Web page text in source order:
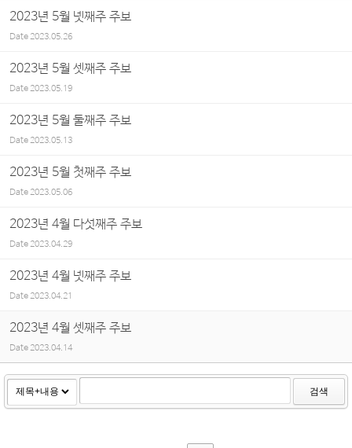
2023년 5월 넷째주 주보
Date2023.05.26
2023년 5월 셋째주 주보
Date2023.05.19
2023년 5월 둘째주 주보
Date2023.05.13
2023년 5월 첫째주 주보
Date2023.05.06
2023년 4월 다섯째주 주보
Date2023.04.29
2023년 4월 넷째주 주보
Date2023.04.21
2023년 4월 셋째주 주보
Date 2023.04.14
검색